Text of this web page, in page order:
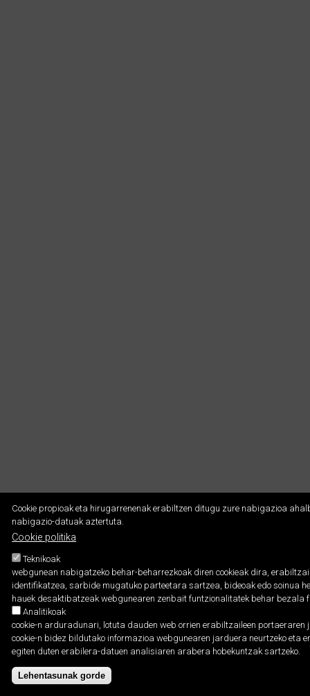
Cookie propioak eta hirugarrenenak erabiltzen ditugu zure nabigazioa
nabigazio-datuak aztertuta.
Cookie politika
Teknikoak
webgunean nabigatzeko behar-beharrezkoak diren cookieak dira,
identifikatzea, sarbide mugatuko parteetara sartzea, bideoak edo soinua
hauek desaktibatzeak webgunearen zenbait funtzionalitatek behar bezala
Analitikoak
cookie-n arduradunari, lotuta dauden web orrien erabiltzaileen
cookie-n bidez bildutako informazioa webgunearen jarduera neurtzeko
egiten duten erabilera-datuen analisiaren arabera hobekuntzak sartzeko.
Lehentasunak gorde